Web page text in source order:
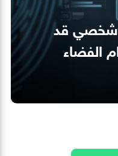
شخصي قد
الفضاء